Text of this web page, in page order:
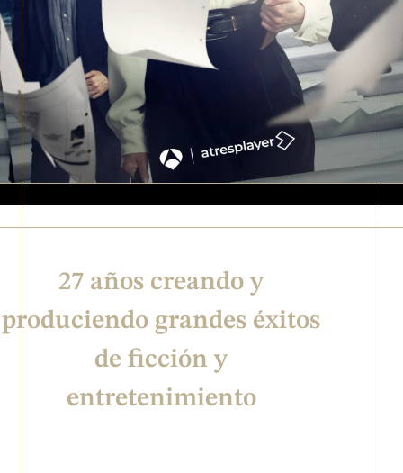
27 años creando y
produciendo grandes éxitos
de ficción y
entretenimiento